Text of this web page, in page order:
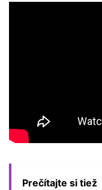
Prečítajte si tiež